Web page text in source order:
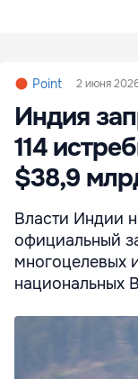
Point 2 июня
Индия
114
$38,9
Власти Индии
официальный
многоцелевых
национальных